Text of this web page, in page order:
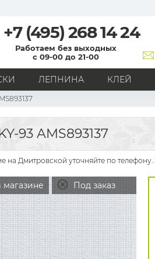
+7 (495) 268 14 24
Работаем без выходных
с 09-00 до 21-00
ЛЕПНИНА КЛЕЙ
Кантри
Модерн
Классика
Английский
РИСУНОК
Граффити
Карта мира
С вензелями
С
Геометрический рисунок
В клетку
В полоску
93 AMS893137
на Дмитровской уточняйте по
Под заказ